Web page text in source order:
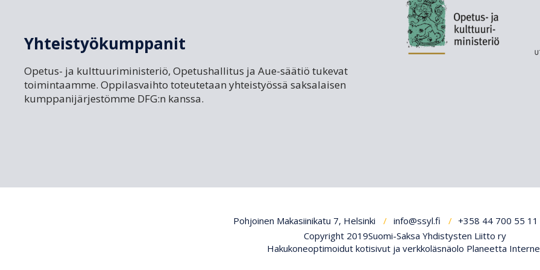
Yhteistyökumppanit
Opetus- ja kulttuuriministeriö, Opetushallitus ja Aue-säätiö tukevat
toimintaamme. Oppilasvaihto toteutetaan yhteistyössä saksalaisen
kumppanijärjestömme DFG:n kanssa.
Pohjoinen Makasiinikatu 7, Helsinki info@ssyl.fi
+358 44 700 55 11
Copyright 2019Suomi-Saksa Yhdistysten Liitto ry
Hakukoneoptimoidut kotisivut ja verkkoläsnäolo Planeetta